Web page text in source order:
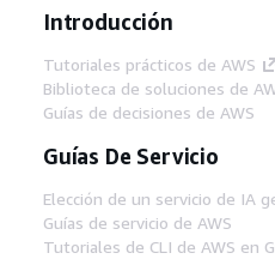
Introducción
Tutoriales prácticos de AWS
Biblioteca de soluciones de
Guías de decisiones de AWS
Guías De Servicio
Elección de un servicio de IA
Guías de servicio de AWS
Tutoriales de CLI de AWS en